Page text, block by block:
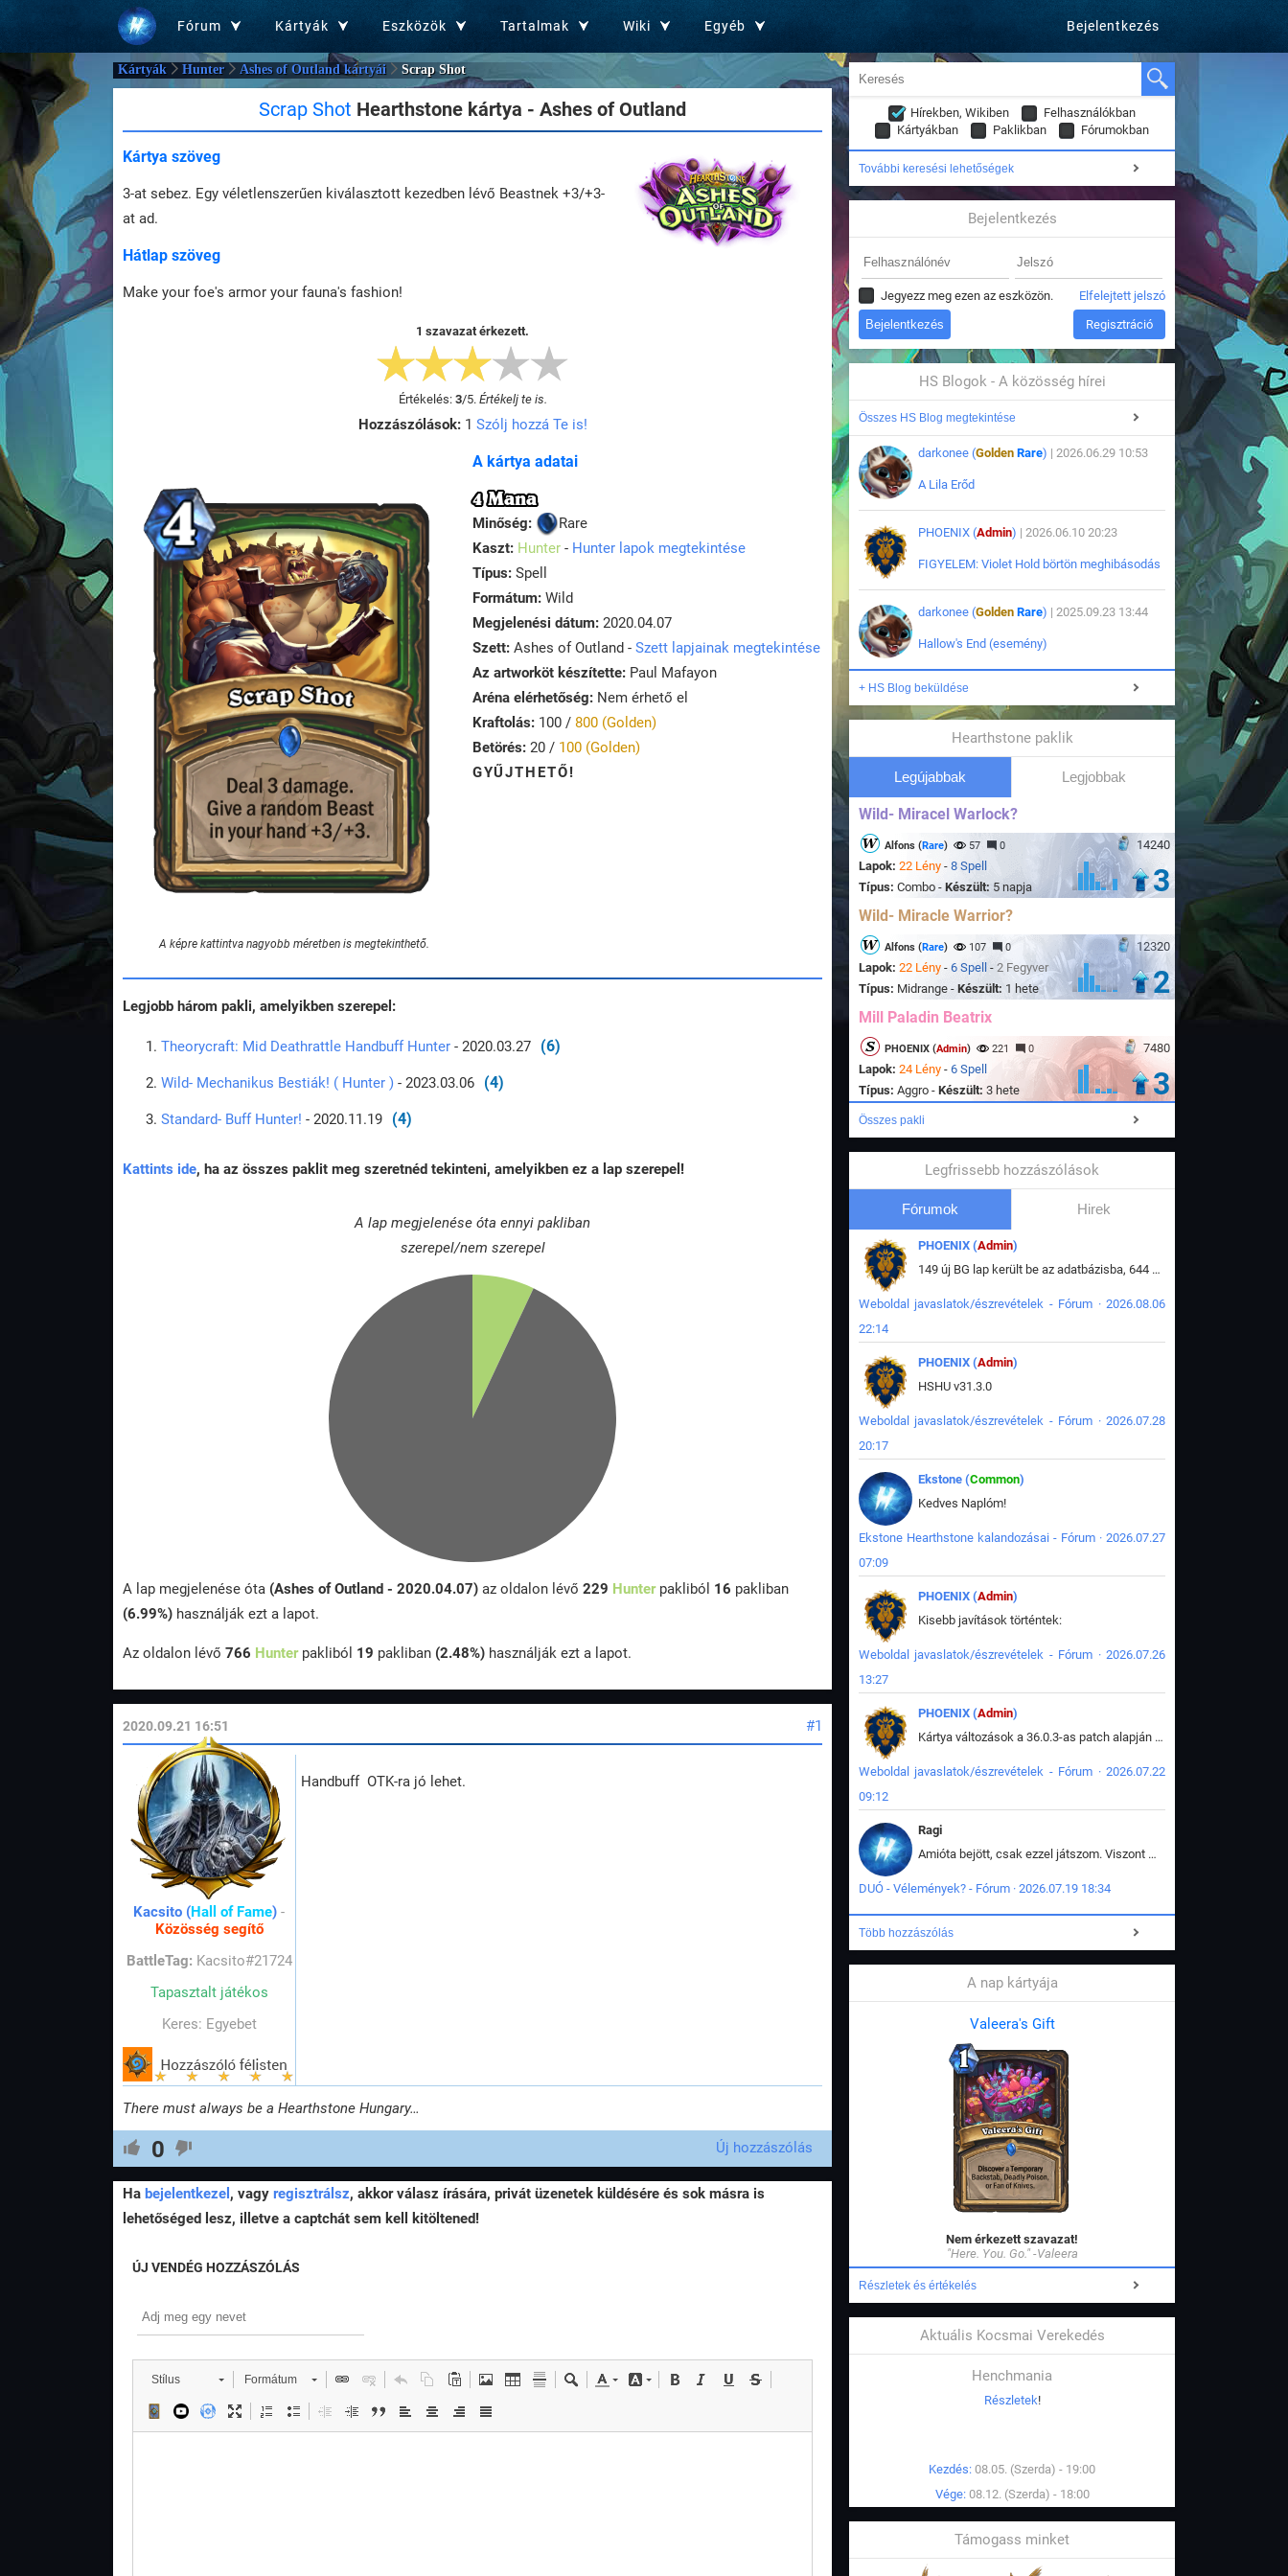
Fórum Kártyák Eszközök Tartalmak Wiki Egyéb Bejelentkezés
Kártyák Hunter Ashes of Outland kártyái Scrap Shot
Scrap Shot Hearthstone kártya - Ashes of Outland
Kártya szöveg
3-at sebez. Egy véletlenszerűen kiválasztott kezedben lévő Beastnek +3/+3-
at ad.
Hátlap szöveg
Make your foe's armor your fauna's fashion!
1 szavazat érkezett.
Értékelés: 3/5. Értékelj te is.
Hozzászólások:1 Szólj hozzá Te is!
A képre kattintva nagyobb méretben is megtekinthető.
A kártya adatai
4 Mana
Minőség:
Rare
Kaszt: Hunter - Hunter lapok megtekintése
Típus: Spell
Formátum: Wild
Megjelenési dátum: 2020.04.07
Szett: Ashes of Outland - Szett lapjainak megtekintése
Az artworköt készítette: Paul Mafayon
Aréna elérhetőség: Nem érhető el
Kraftolás: 100 / 800 (Golden)
Betörés: 20 / 100 (Golden)
GYŰJTHETŐ!
Legjobb három pakli, amelyikben szerepel:
Theorycraft: Mid Deathrattle Handbuff Hunter - 2020.03.27 (6)
Wild- Mechanikus Bestiák! ( Hunter ) - 2023.03.06 (4)
Standard- Buff Hunter! - 2020.11.19 (4)
Kattints ide, ha az összes paklit meg szeretnéd tekinteni, amelyikben ez a lap szerepel!
A lap megjelenése óta ennyi pakliban
szerepel/nem szerepel
A lap megjelenése óta (Ashes of Outland - 2020.04.07) az oldalon lévő 229 Hunterpakliból 16 pakliban
(6.99%) használják ezt a lapot.
Az oldalon lévő 766 Hunterpakliból 19 pakliban (2.48%) használják ezt a lapot.
#1
2020.09.21 16:51
Kacsito (Hall of Fame) -
Közösség segítő
BattleTag: Kacsito#21724
Tapasztalt játékos
Keres: Egyebet
Handbuff OTK-ra jó lehet.
There must always be a Hearthstone Hungary…
0 Új hozzászólás
Ha bejelentkezel , vagy regisztrálsz, akkor válasz írására, privát üzenetek küldésére és sok másra is
lehetőséged lesz, illetve a captchát sem kell kitöltened!
ÚJ VENDÉG HOZZÁSZÓLÁS
Stílus Formátum
Hírekben, Wikiben
Felhasználókban
Kártyákban
Paklikban Fórumokban
További keresési lehetőségek
Bejelentkezés
Jegyezz meg ezen az eszközön. Elfelejtett jelszó
Regisztráció
HS Blogok - A közösség hírei
Összes HS Blog megtekintése
darkonee (Golden Rare) | 2026.06.29 10:53
A Lila Erőd
PHOENIX (Admin) | 2026.06.10 20:23
FIGYELEM: Violet Hold börtön meghibásodás
darkonee (Golden Rare) | 2025.09.23 13:44
Hallow's End (esemény)
+ HS Blog beküldése
Hearthstone paklik
Legújabbak Legjobbak
Wild- Miracel Warlock?
14240
Alfons (Rare) 57 0
Lapok: 22 Lény - 8 Spell
Típus: Combo - Készült: 5 napja 3
Wild- Miracle Warrior?
12320
Alfons (Rare) 107 0
Lapok: 22 Lény - 6 Spell - 2 Fegyver
Típus: Midrange - Készült: 1 hete 2
Mill Paladin Beatrix
7480
PHOENIX (Admin) 221 0
Lapok: 24 Lény - 6 Spell
Típus: Aggro - Készült: 3 hete 3
Összes pakli
Legfrissebb hozzászólások
Fórumok Hirek
PHOENIX (Admin)
149 új BG lap került be az adatbázisba, 644 db meglévő BG lap módosult, bekerültek az új képek a megváltozott lapokhoz is.
Weboldal javaslatok/észrevételek - Fórum · 2026.08.06
22:14
PHOENIX (Admin)
HSHU v31.3.0
Weboldal javaslatok/észrevételek - Fórum · 2026.07.28
20:17
Ekstone (Common)
Kedves Naplóm!
Ekstone Hearthstone kalandozásai - Fórum · 2026.07.27
07:09
PHOENIX (Admin)
Kisebb javítások történtek:
Weboldal javaslatok/észrevételek - Fórum · 2026.07.26
13:27
PHOENIX (Admin)
Kártya változások a 36.0.3-as patch alapján frissítve az adatbázisban (képek is cserélve).
Weboldal javaslatok/észrevételek - Fórum · 2026.07.22
09:12
Ragi
Amióta bejött, csak ezzel játszom. Viszont mint minden más - akár az alapjáték is, ez is baromira összetett lett. Néha már pár kör után is esélytelen az egész. Vagy irreállisan túltápol valaki, vagy lelép a partner, vagy csak hülye mint a segg. És amikor eljönne az én időm, na akkor jön el mindenki másé is. Engem jobban érdekelne, hogy ki milyen ratingen szokott játszani. Na ez lenne egy érdekes adat.
DUÓ - Vélemények? - Fórum · 2026.07.19 18:34
Több hozzászólás
A nap kártyája
Valeera's Gift
Nem érkezett szavazat!
"Here. You. Go." -Valeera
Részletek és értékelés
Aktuális Kocsmai Verekedés
Henchmania
Részletek!
Kezdés: 08.05. (Szerda) - 19:00
Vége: 08.12. (Szerda) - 18:00
Támogass minket